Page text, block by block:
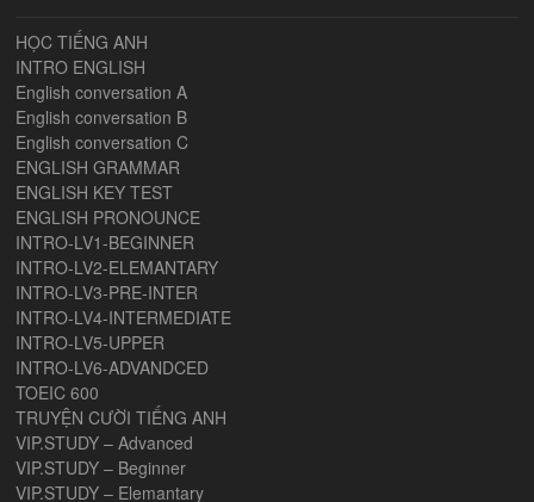
HỌC TIẾNG ANH
INTRO ENGLISH
English conversation A
English conversation B
English conversation C
ENGLISH GRAMMAR
ENGLISH KEY TEST
ENGLISH PRONOUNCE
INTRO-LV1-BEGINNER
INTRO-LV2-ELEMANTARY
INTRO-LV3-PRE-INTER
INTRO-LV4-INTERMEDIATE
INTRO-LV5-UPPER
INTRO-LV6-ADVANDCED
TOEIC 600
TRUYỆN CƯỜI TIẾNG ANH
VIP.STUDY – Advanced
VIP.STUDY – Beginner
VIP.STUDY – Elemantary